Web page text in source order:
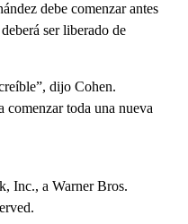
debe comenzar antes
ser liberado de
dijo Cohen.
comenzar toda una nueva
Inc., a Warner Bros.